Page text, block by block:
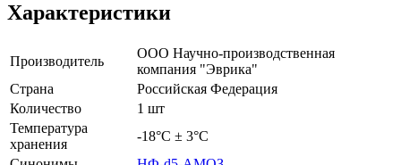
Характеристики
Производитель
ООО Научно-производственная
компания "Эврика"
Страна
Российская Федерация
Количество
1 шт
Температура
хранения
-18°С ± 3°С